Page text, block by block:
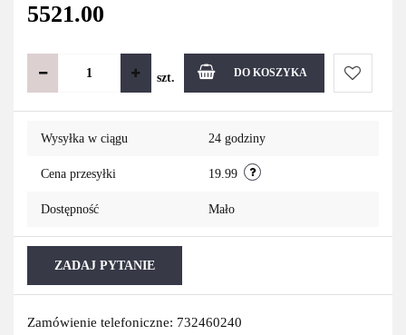
5521.00
szt. DO KOSZYKA
Do
Wysyłka w ciągu 24 godziny
Cena przesyłki 19.99
Dostępność Mało
ZADAJ PYTANIE
Zamówienie telefoniczne: 732460240